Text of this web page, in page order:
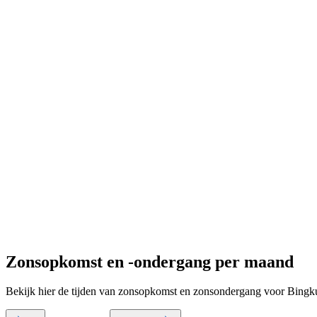
Zonsopkomst en -ondergang per maand
Bekijk hier de tijden van zonsopkomst en zonsondergang voor